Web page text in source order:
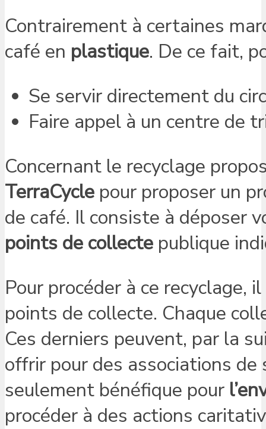
Contrairement à certaines
café en plastique. De ce fait,
Se servir directement du
Faire appel à un centre de
Concernant le recyclage
TerraCycle pour proposer un
de café. Il consiste à déposer
points de collecte publique
Pour procéder à ce recyclage,
points de collecte. Chaque
Ces derniers peuvent, par la
offrir pour des associations de
seulement bénéfique pour
procéder à des actions